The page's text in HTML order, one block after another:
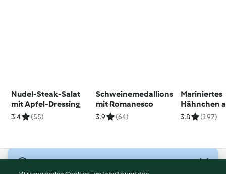
Nudel-Steak-Salat
mit Apfel-Dressing
3.4 (55)
Schweinemedallions
mit Romanesco
3.9 (64)
Mariniertes
Hähnchen
3.8 (197)